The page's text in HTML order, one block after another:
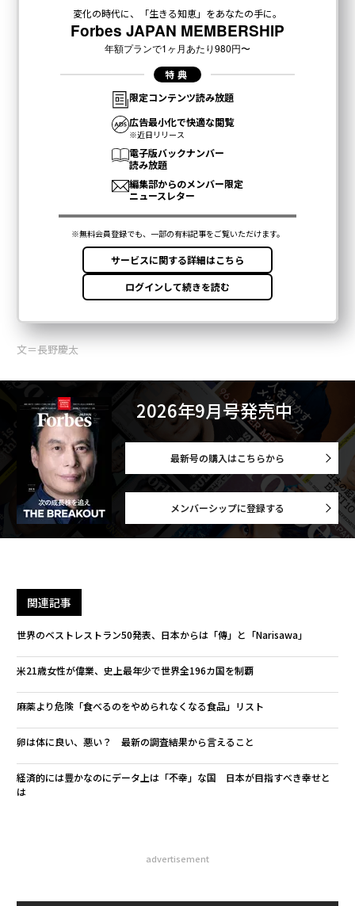
文＝長野慶太
2026年9月号発売中
最新号の購入はこちらから
メンバーシップに登録する
関連記事
世界のベストレストラン50発表、日本からは「傳」と「Narisawa」
米21歳女性が偉業、史上最年少で世界全196カ国を制覇
麻薬より危険「食べるのをやめられなくなる食品」リスト
卵は体に良い、悪い？ 最新の調査結果から言えること
経済的には豊かなのにデータ上は「不幸」な国 日本が目指すべき幸せと
は
advertisement